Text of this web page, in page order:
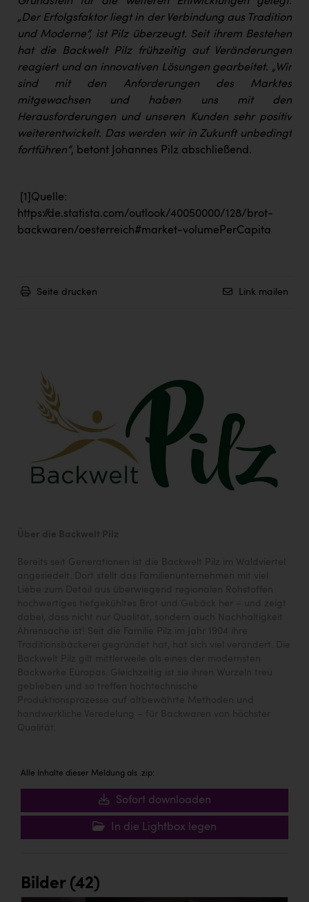
„Der Erfolgsfaktor liegt in der Verbindung aus Tradition
und Moderne“, ist Pilz überzeugt. Seit ihrem Bestehen
hat die Backwelt Pilz frühzeitig auf Veränderungen
reagiert und an innovativen Lösungen gearbeitet. „Wir
sind mit den Anforderungen des Marktes
mitgewachsen und haben uns mit den
Herausforderungen und unseren Kunden sehr positiv
weiterentwickelt. Das werden wir in Zukunft unbedingt
fortführen“, betont Johannes Pilz abschließend.
[1] Quelle:
https://de.statista.com/outlook/40050000/128/brot-
backwaren/oesterreich#market-volumePerCapita
Seite drucken Link mailen
Alle Inhalte dieser Meldung als .zip:
Sofort downloaden
In die Lightbox legen
Bilder (42)